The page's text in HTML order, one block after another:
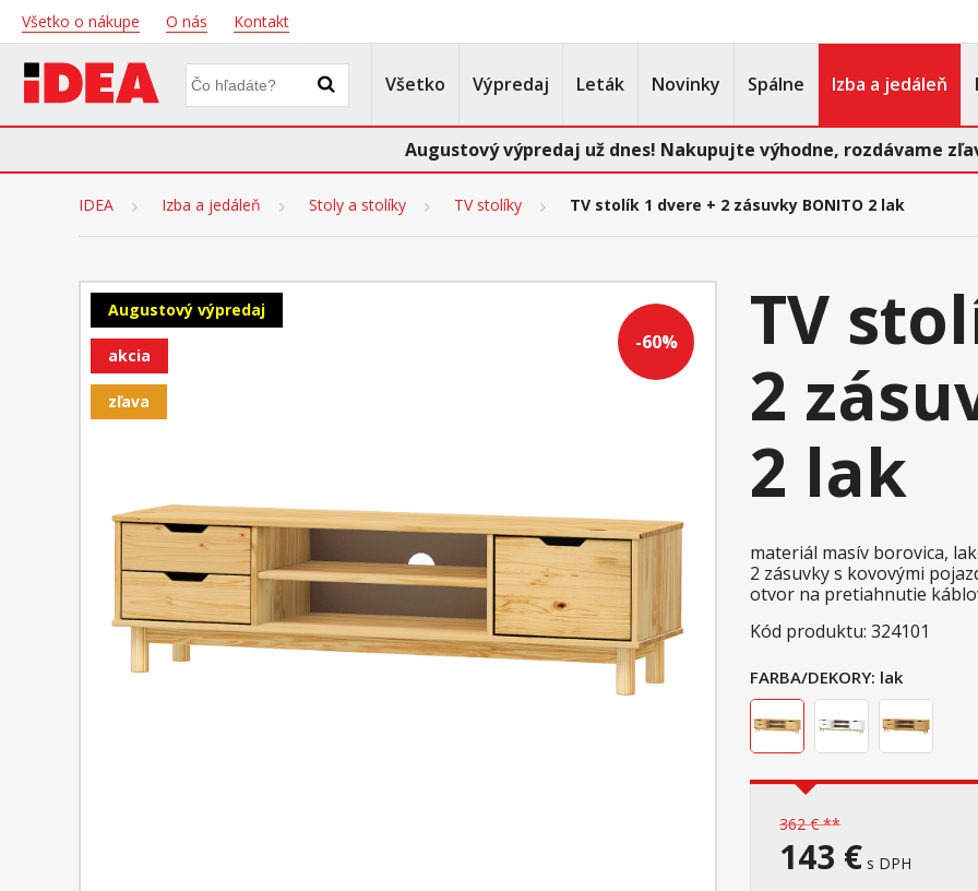
Všetko o nákupe O nás Kontakt
Všetko Výpredaj Leták Novinky Spálne Izba a jedáleň
Augustový výpredaj už dnes! Nakupujte výhodne, rozdávame
IDEA Izba a jedáleň Stoly a stolíky TV stolíky TV stolík 1 dvere + 2 zásuvky BONITO 2 lak
-60%
Augustový výpredaj
akcia
zľava
TV
2
2 lak
materiál masív borovica,
2 zásuvky s kovovými
otvor na pretiahnutie
Kód produktu: 324101
FARBA/DEKORY: lak
362 € **
143 € s DPH